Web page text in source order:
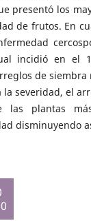
presentó los
de frutos. En
incidió en el
de
severidad, el
las plantas
disminuyendo